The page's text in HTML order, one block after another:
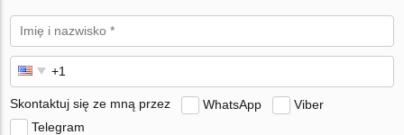
Skontaktuj się ze mną przez WhatsApp
Viber
Telegram